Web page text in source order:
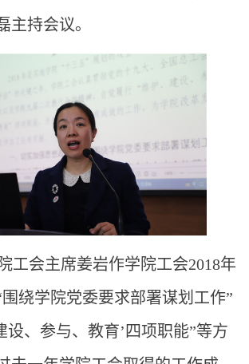
主持会议。
工会主席姜岩作学院工会2018年
绕学院党委要求部署谋划工作”
设、参与、教育’四项职能”等方